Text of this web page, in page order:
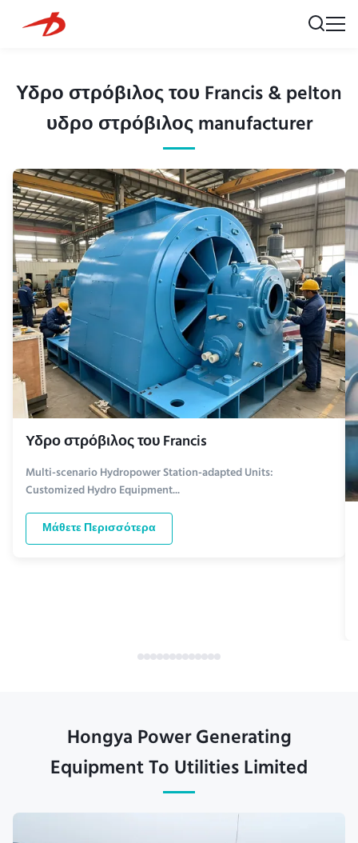
Υδρο στρόβιλος του Francis & pelton
υδρο στρόβιλος manufacturer
Υδρο στρόβιλος του Francis
Multi-scenario Hydropower Station-adapted Units:
Customized Hydro Equipment...
Μάθετε Περισσότερα
Hongya Power Generating
Equipment To Utilities Limited